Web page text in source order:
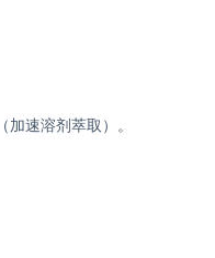
加速溶剂萃取）。